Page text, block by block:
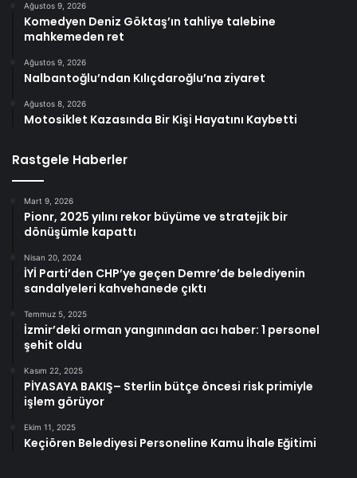
Ağustos 9, 2026
Komedyen Deniz Göktaş’ın tahliye talebine
mahkemeden ret
Ağustos 9, 2026
Nalbantoğlu’ndan Kılıçdaroğlu’na ziyaret
Ağustos 8, 2026
Motosiklet Kazasında Bir Kişi Hayatını Kaybetti
Rastgele Haberler
Mart 9, 2026
Pionr, 2025 yılını rekor büyüme ve stratejik bir
dönüşümle kapattı
Nisan 20, 2024
İYİ Parti’den CHP’ye geçen Demre’de belediyenin
sandalyeleri kahvehanede çıktı
Temmuz 5, 2025
İzmir’deki orman yangınından acı haber: 1 personel
şehit oldu
Kasım 22, 2025
PİYASAYA BAKIŞ– Sterlin bütçe öncesi risk primiyle
işlem görüyor
Ekim 11, 2025
Keçiören Belediyesi Personeline Kamu İhale Eğitimi